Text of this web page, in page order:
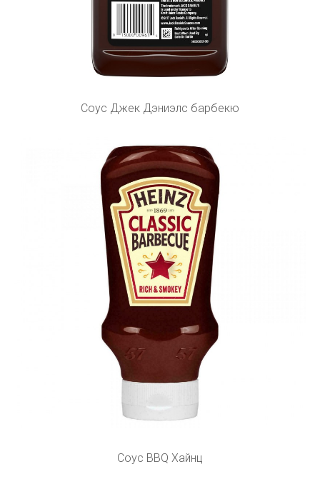
Соус Джек Дэниэлс барбекю
Соус BBQ Хайнц